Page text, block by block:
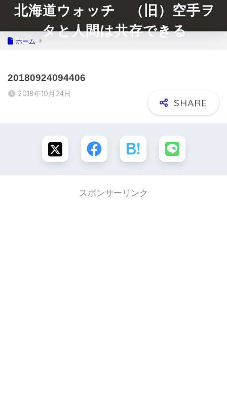
北海道ウォッチ （旧）空手ヲ
タと人間は共存できる
ホーム
20180924094406
2018年10月24日
スポンサーリンク